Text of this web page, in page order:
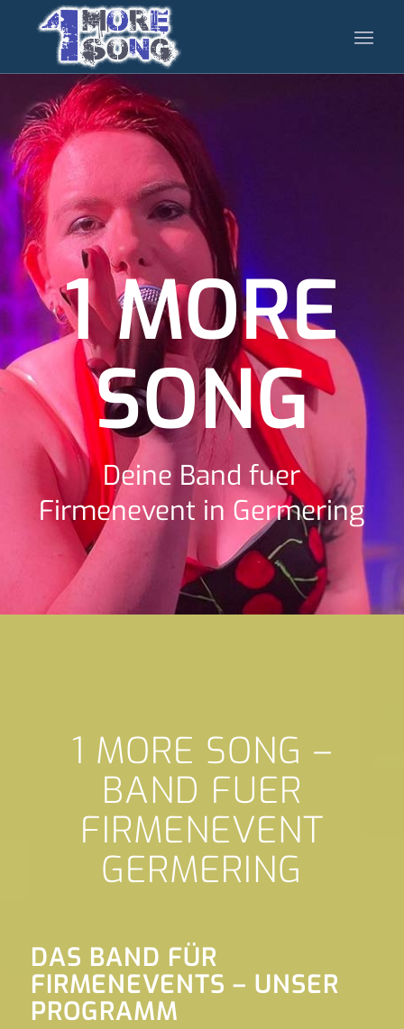
1 MORE
SONG
Deine Band fuer
Firmenevent in Germering
1 MORE SONG –
BAND FUER
FIRMENEVENT
GERMERING
DAS BAND FÜR
FIRMENEVENTS – UNSER
PROGRAMM